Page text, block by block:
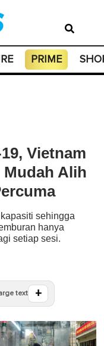
PRIME
Vietnam
Mudah Alih
sehingga
hanya
setiap sesi.
text +